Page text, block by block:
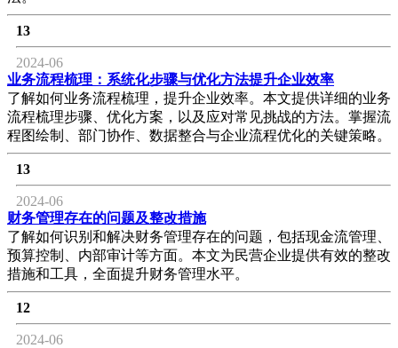
13
2024-06
业务流程梳理：系统化步骤与优化方法提升企业效率
了解如何业务流程梳理，提升企业效率。本文提供详细的业务
流程梳理步骤、优化方案，以及应对常见挑战的方法。掌握流
程图绘制、部门协作、数据整合与企业流程优化的关键策略。
13
2024-06
财务管理存在的问题及整改措施
了解如何识别和解决财务管理存在的问题，包括现金流管理、
预算控制、内部审计等方面。本文为民营企业提供有效的整改
措施和工具，全面提升财务管理水平。
12
2024-06